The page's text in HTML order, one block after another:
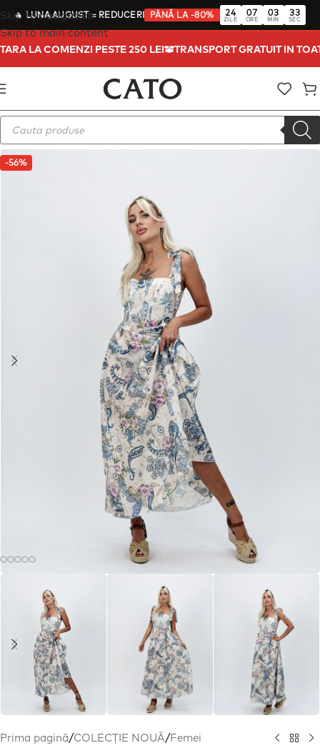
🔥 LUNA AUGUST= REDUCERI PÂNĂ LA -80% 24
ZILE
07
ORE
03
MIN
32
SEC
Skip to navigation
Skip to main content
TARA LA COMENZI PESTE 250 LEI TRANSPORT GRATUIT IN
-56%
Prima pagină/COLECȚIE NOUĂ/Femei